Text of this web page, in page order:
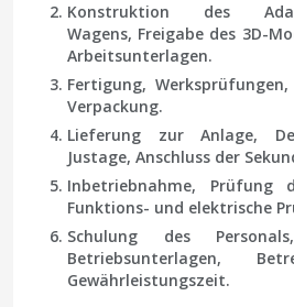
Konstruktion des
Wagens, Freigabe des 3D-
Arbeitsunterlagen.
Fertigung,
Verpackung.
Lieferung zur Anlage,
Justage, Anschluss der
Inbetriebnahme, Prüfung
Funktions- und elektrische
Schulung des
Betriebsunterlagen,
Gewährleistungszeit.